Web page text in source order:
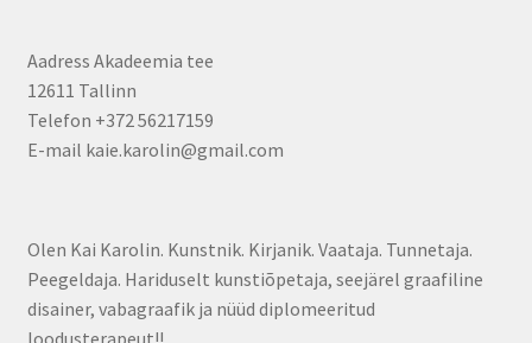
Aadress Akadeemia tee
12611 Tallinn
Telefon +372 56217159
E-mail kaie.karolin@gmail.com
Olen Kai Karolin. Kunstnik. Kirjanik. Vaataja. Tunnetaja.
Peegeldaja. Hariduselt kunstiõpetaja, seejärel graafiline
disainer, vabagraafik ja nüüd diplomeeritud